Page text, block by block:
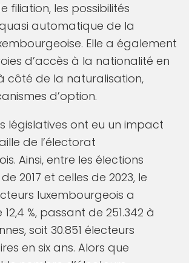
filiation, les possibilités
automatique de la
Elle a également
d’accès à la nationalité en
côté de la naturalisation,
d’option.
législatives ont eu un impact
de l’électorat
Ainsi, entre les élections
2017 et celles de 2023, le
luxembourgeois a
%, passant de 251.342 à
soit 30.851 électeurs
en six ans. Alors que